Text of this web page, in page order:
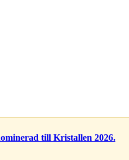
till Kristallen 2026.